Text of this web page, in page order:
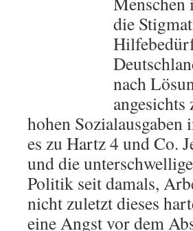
die
nach
hohen
es zu Hartz 4 und Co.
und die
Politik seit damals,
nicht zuletzt dieses
eine Angst vor dem